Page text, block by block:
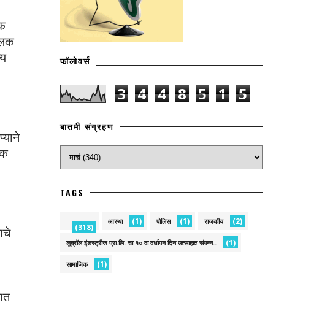
फॉलोवर्स
3 4 4 8 5 1 5
बातमी संग्रहण
TAGS
(318)
आस्था (1) पोलिस (1) राजकीय (2)
लुब्रॉल इंडस्ट्रीज प्रा.लि. चा १० वा वर्धापन दिन उत्साहात संपन्न.. (1)
सामाजिक (1)